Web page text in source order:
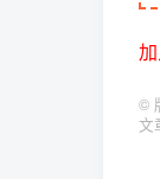
©
文